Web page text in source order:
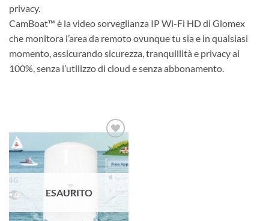
privacy.
CamBoat™ è la video sorveglianza IP Wi-Fi HD di Glomex
che monitora l’area da remoto ovunque tu sia e in qualsiasi
momento, assicurando sicurezza, tranquillità e privacy al
100%, senza l’utilizzo di cloud e senza abbonamento.
Aggiungi
alla lista
dei
desideri
ESAURITO